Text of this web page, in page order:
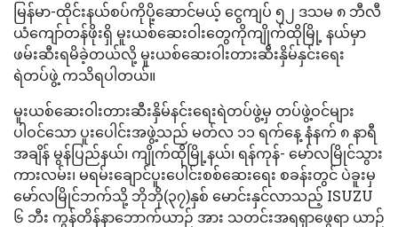
မြန်မာ-ထိုင်းနယ်စပ်ကိုပို့ဆောင်မယ့် ငွေကျပ် ၅၂ ဒသမ ၈ ဘီလီ
ယံကျော်တန်ဖိုးရှိ မူးယစ်ဆေးဝါးတွေကိုကျိုက်ထိုမြို့ နယ်မှာ
ဖမ်းဆီးရမိခဲ့တယ်လို့ မူးယစ်ဆေးဝါးတားဆီးနှိမ်နှင်းရေး
ရဲတပ်ဖွဲ့ ကသိရပါတယ်။
မူးယစ်ဆေးဝါးတားဆီးနှိမ်နင်းရေးရဲတပ်ဖွဲ့မှ တပ်ဖွဲ့ဝင်များ
ပါဝင်သော ပူးပေါင်းအဖွဲ့သည် မတ်လ ၁၁ ရက်နေ့ နံနက် ၈ နာရီ
အချိန် မွန်ပြည်နယ်၊ ကျိုက်ထိုမြို့နယ်၊ ရန်ကုန်- မော်လမြိုင်သွား
ကားလမ်း၊ မရမ်းချောင်ပူးပေါင်းစစ်ဆေးရေး စခန်းတွင် ပဲခူးမှ
မော်လမြိုင်ဘက်သို့ ဘိုဘို(၃၇)နှစ် မောင်းနှင်လာသည့် ISUZU
၆ ဘီး ကွန်တိန်နာဘောက်ယာဉ် အား သတင်းအရရှာဖွေရာ ယာဉ်